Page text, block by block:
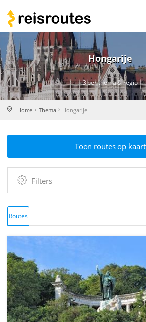
Hongarije
3 per thema & regio
Home Thema Hongarije
Toon routes op kaart
Filters
Routes